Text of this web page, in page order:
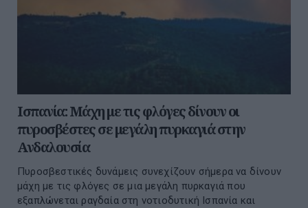
Ισπανία: Μάχη με τις φλόγες δίνουν οι
πυροσβέστες σε μεγάλη πυρκαγιά στην
Ανδαλουσία
Πυροσβεστικές δυνάμεις συνεχίζουν σήμερα να δίνουν
μάχη με τις φλόγες σε μια μεγάλη πυρκαγιά που
εξαπλώνεται ραγδαία στη νοτιοδυτική Ισπανία και